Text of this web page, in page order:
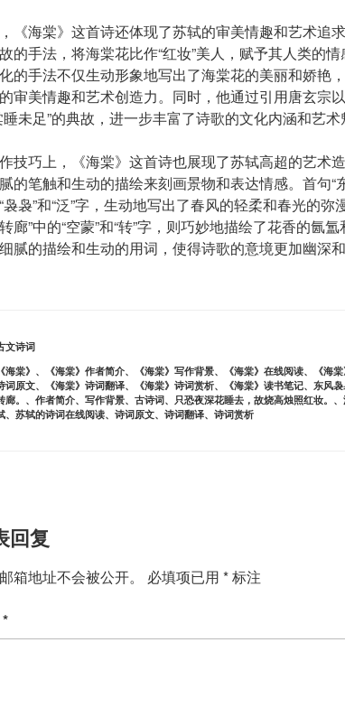
《海棠》这首诗还体现了苏轼的审美情趣和艺术追
的手法，将海棠花比作“红妆”美人，赋予其人类的
的手法不仅生动形象地写出了海棠花的美丽和娇艳
审美情趣和艺术创造力。同时，他通过引用唐玄宗
睡未足”的典故，进一步丰富了诗歌的文化内涵和艺术
技巧上，《海棠》这首诗也展现了苏轼高超的艺术
的笔触和生动的描绘来刻画景物和表达情感。首句“
袅袅”和“泛”字，生动地写出了春风的轻柔和春光的弥
廊”中的“空蒙”和“转”字，则巧妙地描绘了花香的氤氲
腻的描绘和生动的用词，使得诗歌的意境更加幽深和
文诗词
标《海棠》 、 《海棠》作者简介、 《海棠》写作背景、 《海棠》在线阅读、 《海
词原文、 《海棠》诗词翻译、 《海棠》诗词赏析、 《海棠》读书笔记、 东风
廊。 、 作者简介、 写作背景、 古诗词、 只恐夜深花睡去，故烧高烛照红妆。 、
、 苏轼的诗词在线阅读、 诗词原文、 诗词翻译、 诗词赏析
回复
箱地址不会被公开。 必填项已用 *标注
*